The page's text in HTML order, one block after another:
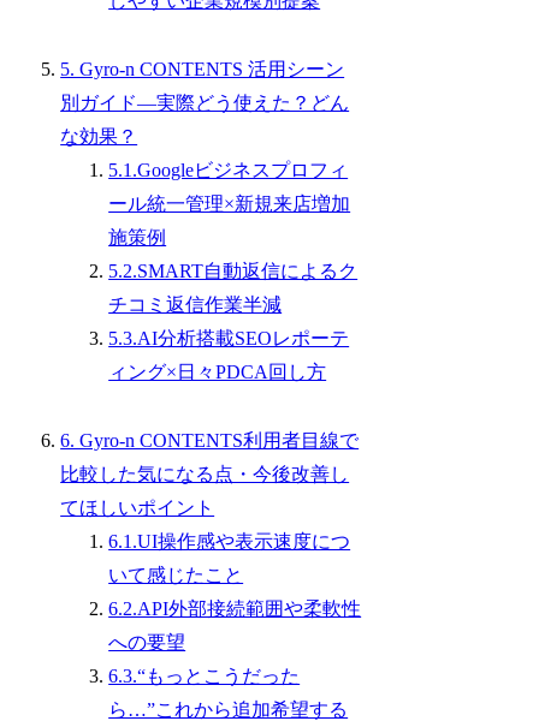
5. Gyro-n CONTENTS 活用シーン
別ガイド―実際どう使えた？どん
な効果？
5.1.Googleビジネスプロフィ
ール統一管理×新規来店増加
施策例
5.2.SMART自動返信によるク
チコミ返信作業半減
5.3.AI分析搭載SEOレポーテ
ィング×日々PDCA回し方
6. Gyro-n CONTENTS利用者目線で
比較した気になる点・今後改善し
てほしいポイント
6.1.UI操作感や表示速度につ
いて感じたこと
6.2.API外部接続範囲や柔軟性
への要望
6.3.“もっとこうだった
ら…”これから追加希望する